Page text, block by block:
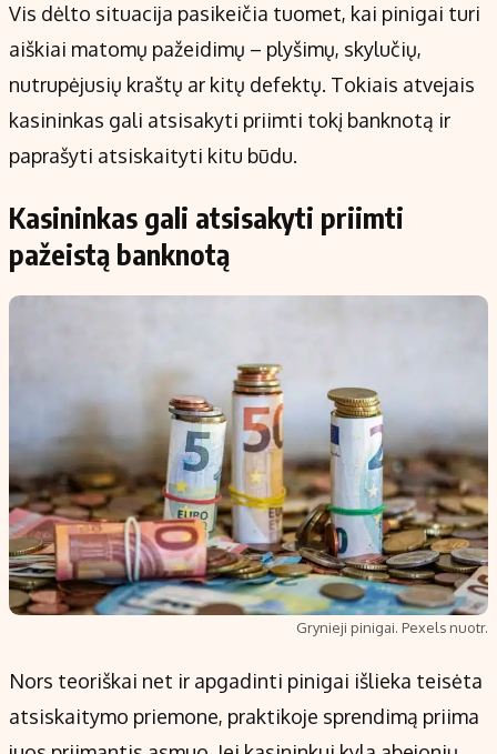
Vis dėlto situacija pasikeičia tuomet, kai pinigai turi
aiškiai matomų pažeidimų – plyšimų, skylučių,
nutrupėjusių kraštų ar kitų defektų. Tokiais atvejais
kasininkas gali atsisakyti priimti tokį banknotą ir
paprašyti atsiskaityti kitu būdu.
Kasininkas gali atsisakyti priimti
pažeistą banknotą
Grynieji pinigai. Pexels nuotr.
Nors teoriškai net ir apgadinti pinigai išlieka teisėta
atsiskaitymo priemone, praktikoje sprendimą priima